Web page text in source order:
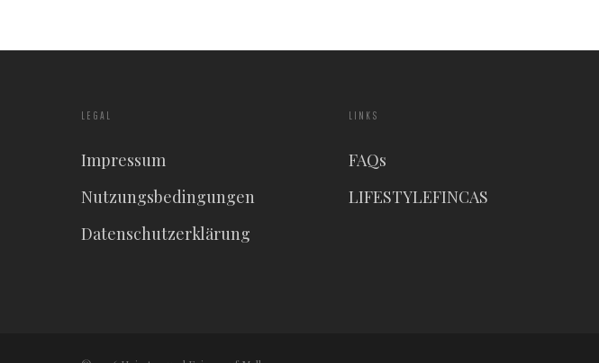
LEGAL
Impressum
Nutzungsbedingungen
Datenschutzerklärung
LINKS
FAQs
LIFESTYLEFINCAS